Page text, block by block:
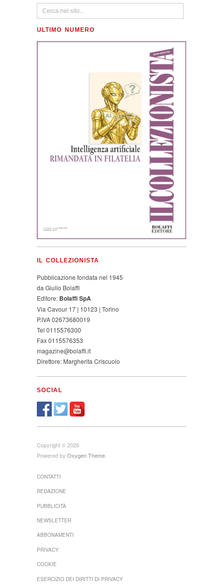
ULTIMO NUMERO
IL COLLEZIONISTA
Pubblicazione fondata nel 1945
da Giulio Bolaffi
Editore: Bolaffi SpA
Via Cavour 17 | 10123 | Torino
P.IVA 02673680019
Tel 0115576300
Fax 0115576353
magazine@bolaffi.it
Direttore: Margherita Criscuolo
SOCIAL
Copyright © 2026
Powered by Oxygen Theme
CONTATTI
REDAZIONE
PUBBLICITÀ
NEWSLETTER
ABBONAMENTI
PRIVACY
COOKIE
ESERCIZIO DEI DIRITTI DI PRIVACY